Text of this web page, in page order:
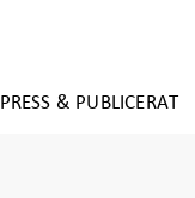
PRESS & PUBLICERAT